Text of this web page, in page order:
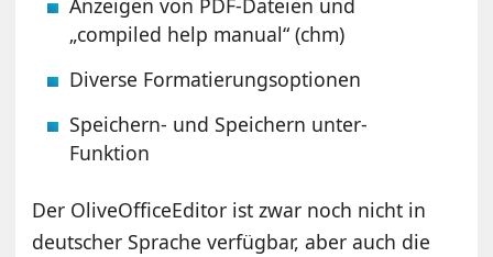
Anzeigen von PDF-Dateien und
„compiled help manual“ (chm)
Diverse Formatierungsoptionen
Speichern- und Speichern unter-
Funktion
Der OliveOfficeEditor ist zwar noch nicht in
deutscher Sprache verfügbar, aber auch die